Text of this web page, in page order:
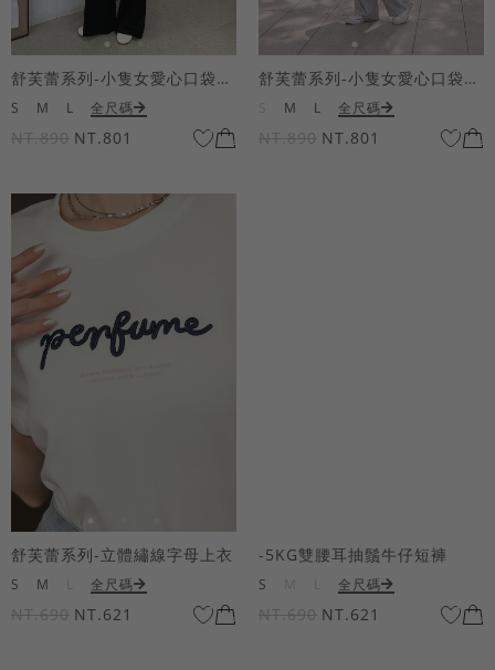
舒芙蕾系列-小隻女愛心口袋寬褲
S M L 全尺碼
NT.890 NT.801
舒芙蕾系列-小隻女愛心口袋寬褲
M L 全尺碼
NT.890 NT.801
舒芙蕾系列-立體繡線字母上衣
S M 全尺碼
NT.690 NT.621
-5KG雙腰耳抽鬚牛仔短褲
S 全尺碼
NT.690 NT.621